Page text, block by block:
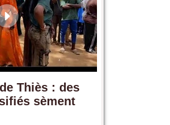
Thiès : des
sèment